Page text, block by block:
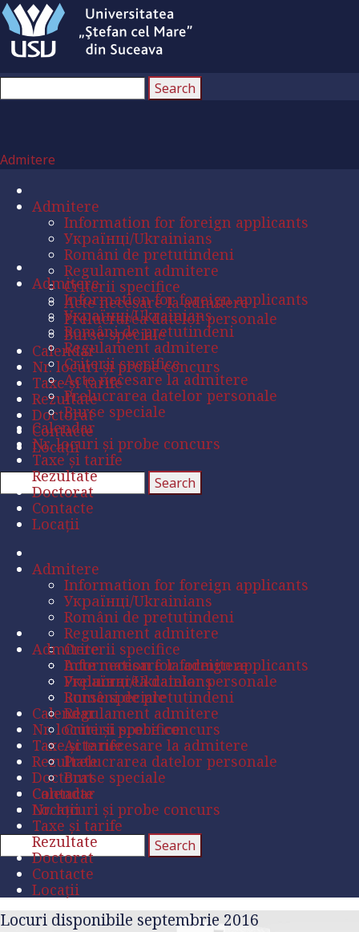
Admitere
Admitere
Information for foreign applicants
Українці/Ukrainians
Români de pretutindeni
Regulament admitere
Criterii specifice
Acte necesare la admitere
Prelucrarea datelor personale
Burse speciale
Calendar
Nr. locuri și probe concurs
Taxe și tarife
Rezultate
Doctorat
Contacte
Locații
Admitere
Information for foreign applicants
Українці/Ukrainians
Români de pretutindeni
Regulament admitere
Criterii specifice
Acte necesare la admitere
Prelucrarea datelor personale
Burse speciale
Calendar
Nr. locuri și probe concurs
Taxe și tarife
Rezultate
Doctorat
Contacte
Locații
Admitere
Information for foreign applicants
Українці/Ukrainians
Români de pretutindeni
Regulament admitere
Criterii specifice
Acte necesare la admitere
Prelucrarea datelor personale
Burse speciale
Calendar
Nr. locuri și probe concurs
Taxe și tarife
Rezultate
Doctorat
Contacte
Locații
Admitere
Information for foreign applicants
Українці/Ukrainians
Români de pretutindeni
Regulament admitere
Criterii specifice
Acte necesare la admitere
Prelucrarea datelor personale
Burse speciale
Calendar
Nr. locuri și probe concurs
Taxe și tarife
Rezultate
Doctorat
Contacte
Locații
Locuri disponibile septembrie 2016